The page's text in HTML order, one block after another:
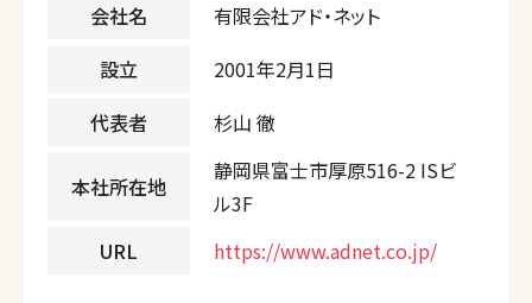
会社名
有限会社アド・ネット
設立
2001年2月1日
代表者
杉山 徹
本社所在地
静岡県富士市厚原516-2 ISビ
ル3F
URL
https://www.adnet.co.jp/